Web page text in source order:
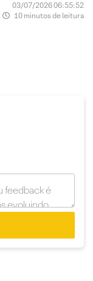
03/07/2026 06:55:52
10 minutos de leitura